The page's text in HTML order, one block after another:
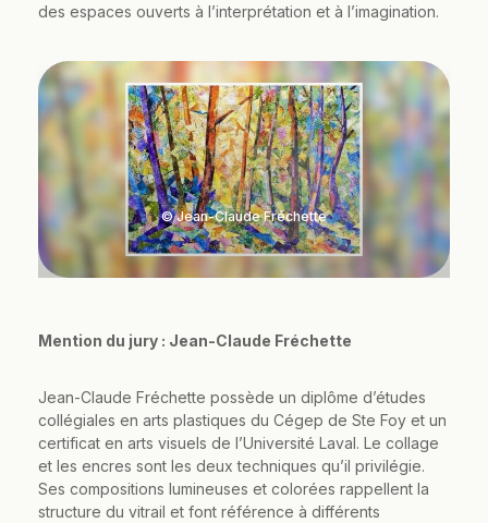
des espaces ouverts à l’interprétation et à l’imagination.
© Jean-Claude Fréchette
Mention du jury : Jean-Claude Fréchette
Jean-Claude Fréchette possède un diplôme d’études
collégiales en arts plastiques du Cégep de Ste Foy et un
certificat en arts visuels de l’Université Laval. Le collage
et les encres sont les deux techniques qu’il privilégie.
Ses compositions lumineuses et colorées rappellent la
structure du vitrail et font référence à différents